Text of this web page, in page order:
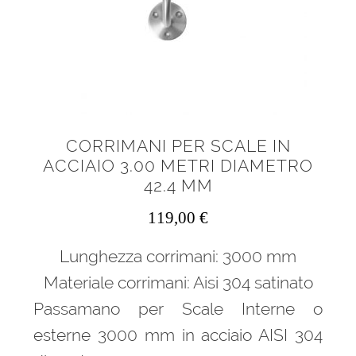
CORRIMANI PER SCALE IN
ACCIAIO 3.00 METRI DIAMETRO
42.4 MM
119,00 €
Lunghezza corrimani: 3000 mm
Materiale corrimani: Aisi 304 satinato
Passamano per Scale Interne o
esterne 3000 mm in acciaio AISI 304